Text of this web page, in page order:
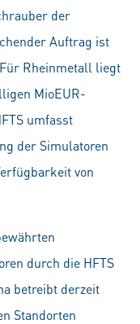
der
Auftrag ist
Rheinmetall liegt
MioEUR-
umfasst
der Simulatoren
von
durch die HFTS
betreibt derzeit
Standorten